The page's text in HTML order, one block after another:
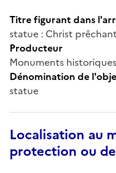
Titre figurant dans
statue : Christ
Producteur
Monuments historiques
Dénomination de
statue
Localisation au
protection ou